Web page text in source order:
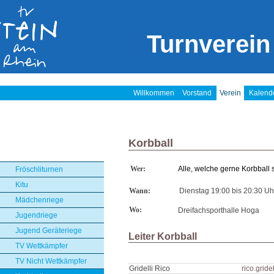
Willkommen Vorstand Verein
Fröschliturnen
Kitu
Mädchenriege
Jugendriege
Jugend Geräteriege
TV Wettkämpfer
TV Nicht Wettkämpfer
Korbball
Wer: Alle, welche gerne Korbball
Wann: Dienstag 19:00 bis 20:30
Wo: Dreifachsporthalle Hoga
Leiter Korbball
Gridelli Rico